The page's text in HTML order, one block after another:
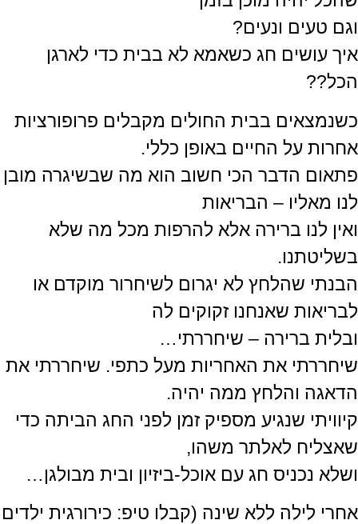
וגם טעים ונעים?
איך עושים חג כשאמא לא בבית כדי לארגן
הכל??
כשנמצאים בבית החולים מקבלים פרופורציות
אחרות על החיים באופן כללי.
פתאום הדבר הכי חשוב הוא מה שבשיגרה מובן
לנו מאליו – הבריאות
ואין לנו ברירה אלא להרפות מכל מה שלא
בשליטתנו.
הבנתי שהלחץ לא יגרום לשיחרור מוקדם או
לבריאות שאנחנו זקוקים לה
ובלית ברירה – שיחררתי…
שיחררתי את האחריות מעל כתפי. שיחררתי את
הדאגה והלחץ ממה יהיה.
קיוויתי שנגיע מספיק זמן לפני החג הביתה כדי
שאצליח לאלתר משהו,
ושלא נכניס חג עם אוכל-ביזיון ובית מבולגן…
אחרי לילה ללא שינה (קבלו טיפ: כירורגית ילדים